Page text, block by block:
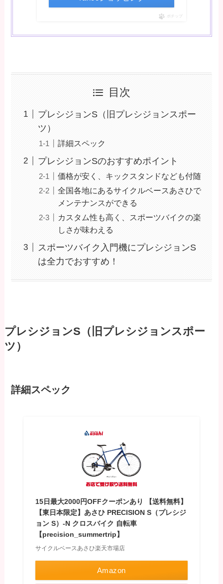
ポチップ
目次
プレシジョンS（旧プレシジョンスポー
ツ）
詳細スペック
プレシジョンSのおすすめポイント
価格が安く、キックスタンドなども付随
全国各地にあるサイクルベースあさひで
メンテナンスができる
カスタム性も高く、スポーツバイクの楽
しさが味わえる
スポーツバイク入門機にプレシジョンS
は全力でおすすめ！
プレシジョンS（旧プレシジョンスポー
ツ）
詳細スペック
15日最大2000円OFFクーポンあり 【送料無料】
【東日本限定】あさひ PRECISION S（プレシジ
ョン S）-N クロスバイク 自転車
【precision_summertrip】
サイクルベースあさひ楽天市場店
Amazon